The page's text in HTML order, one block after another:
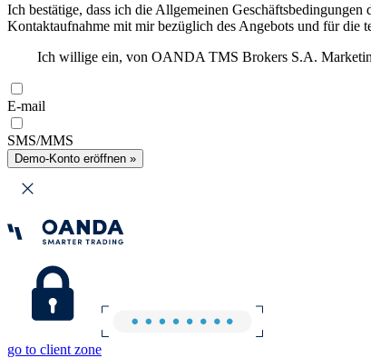
Ich bestätige, dass ich die Allgemeinen Geschäftsbedingungen
Kontaktaufnahme mit mir bezüglich des Angebots und für die
Ich willige ein, von OANDA TMS Brokers S.A.
E-mail
SMS/MMS
Demo-Konto eröffnen »
go to client zone